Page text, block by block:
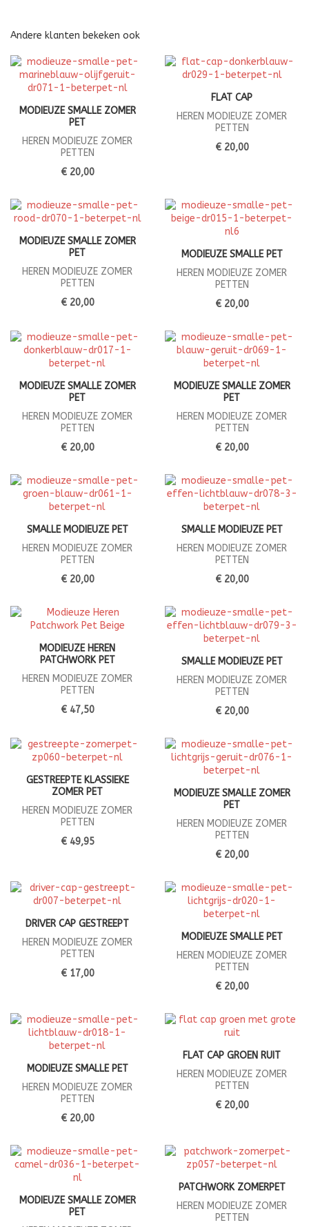
Andere klanten bekeken ook
MODIEUZE SMALLE ZOMER
PET
HEREN MODIEUZE ZOMER
PETTEN
€ 20,00
FLAT CAP
HEREN MODIEUZE ZOMER
PETTEN
€ 20,00
MODIEUZE SMALLE ZOMER
PET
HEREN MODIEUZE ZOMER
PETTEN
€ 20,00
MODIEUZE SMALLE PET
HEREN MODIEUZE ZOMER
PETTEN
€ 20,00
MODIEUZE SMALLE ZOMER
PET
HEREN MODIEUZE ZOMER
PETTEN
€ 20,00
MODIEUZE SMALLE ZOMER
PET
HEREN MODIEUZE ZOMER
PETTEN
€ 20,00
SMALLE MODIEUZE PET
HEREN MODIEUZE ZOMER
PETTEN
€ 20,00
SMALLE MODIEUZE PET
HEREN MODIEUZE ZOMER
PETTEN
€ 20,00
MODIEUZE HEREN
PATCHWORK PET
HEREN MODIEUZE ZOMER
PETTEN
€ 47,50
SMALLE MODIEUZE PET
HEREN MODIEUZE ZOMER
PETTEN
€ 20,00
GESTREEPTE KLASSIEKE
ZOMER PET
HEREN MODIEUZE ZOMER
PETTEN
€ 49,95
MODIEUZE SMALLE ZOMER
PET
HEREN MODIEUZE ZOMER
PETTEN
€ 20,00
DRIVER CAP GESTREEPT
HEREN MODIEUZE ZOMER
PETTEN
€ 17,00
MODIEUZE SMALLE PET
HEREN MODIEUZE ZOMER
PETTEN
€ 20,00
MODIEUZE SMALLE PET
HEREN MODIEUZE ZOMER
PETTEN
€ 20,00
FLAT CAP GROEN RUIT
HEREN MODIEUZE ZOMER
PETTEN
€ 20,00
MODIEUZE SMALLE ZOMER
PET
PATCHWORK ZOMERPET
HEREN MODIEUZE ZOMER
PETTEN